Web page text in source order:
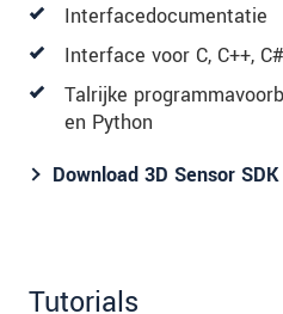
Interfacedocumentatie
Interface voor C, C++,
Talrijke
en Python
Download 3D Sensor SDK
Tutorials